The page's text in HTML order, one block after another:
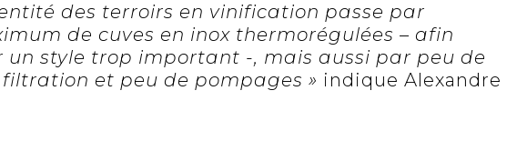
des terroirs en vinification passe par
de cuves en inox thermorégulées – afin
un style trop important -, mais aussi par peu de
et peu de pompages » indique Alexandre